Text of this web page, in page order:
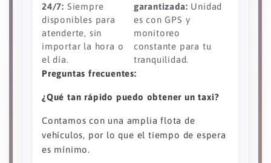
24/7: Siempre
disponibles para
atenderte, sin
importar la hora o
el día.
garantizada: Unidad
es con GPS y
monitoreo
constante para tu
tranquilidad.
Preguntas frecuentes:
¿Qué tan rápido puedo obtener un taxi?
Contamos con una amplia flota de
vehículos, por lo que el tiempo de espera
es mínimo.